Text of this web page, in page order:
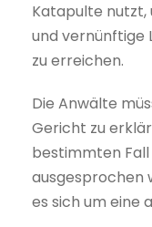
Katapulte nutzt,
und vernünftige
zu erreichen.
Die Anwälte
Gericht zu
bestimmten Fall
ausgesprochen
es sich um eine